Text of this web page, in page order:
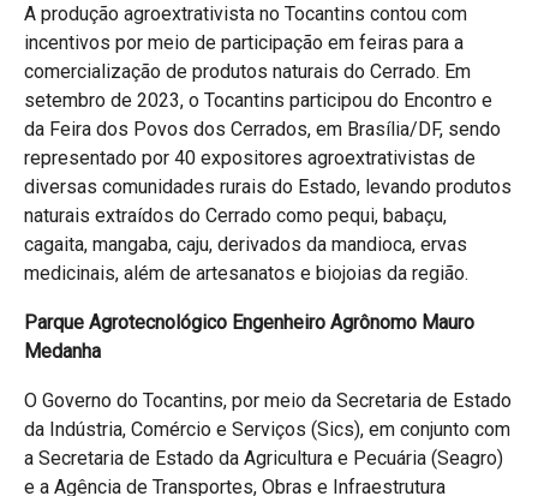
A produção agroextrativista no Tocantins contou com
incentivos por meio de participação em feiras para a
comercialização de produtos naturais do Cerrado. Em
setembro de 2023, o Tocantins participou do Encontro e
da Feira dos Povos dos Cerrados, em Brasília/DF, sendo
representado por 40 expositores agroextrativistas de
diversas comunidades rurais do Estado, levando produtos
naturais extraídos do Cerrado como pequi, babaçu,
cagaita, mangaba, caju, derivados da mandioca, ervas
medicinais, além de artesanatos e biojoias da região.
Parque Agrotecnológico Engenheiro Agrônomo Mauro
Medanha
O Governo do Tocantins, por meio da Secretaria de Estado
da Indústria, Comércio e Serviços (Sics), em conjunto com
a Secretaria de Estado da Agricultura e Pecuária (Seagro)
e a Agência de Transportes, Obras e Infraestrutura